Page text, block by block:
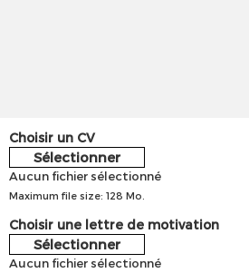
Choisir un CV
Sélectionner
Aucun fichier sélectionné
Maximum file size: 128 Mo.
Choisir une lettre de motivation
Sélectionner
Aucun fichier sélectionné